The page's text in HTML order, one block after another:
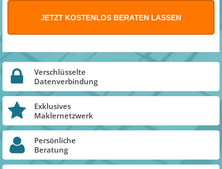
Verschlüsselte
Datenverbindung
Exklusives
Maklernetzwerk
Persönliche
Beratung